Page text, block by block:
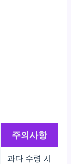
주의사항
과다 수령 시